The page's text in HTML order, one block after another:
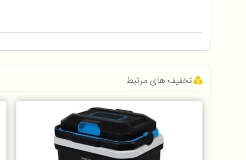
تخفیف های مرتبط